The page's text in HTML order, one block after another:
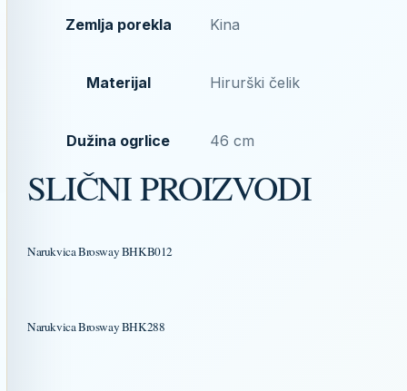
Zemlja porekla Kina
Materijal Hirurški čelik
Dužina ogrlice 46 cm
SLIČNI PROIZVODI
Narukvica Brosway BHKB012
Narukvica Brosway BHK288